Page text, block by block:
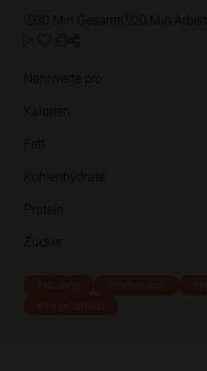
30 Min Gesamt 20 Min Arbeit
Nährwerte pro
Kalorien
Fett
Kohlenhydrate
Protein
Zucker